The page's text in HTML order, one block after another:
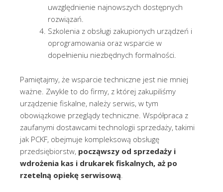
uwzględnienie najnowszych dostępnych
rozwiązań.
Szkolenia z obsługi zakupionych urządzeń i
oprogramowania oraz wsparcie w
dopełnieniu niezbędnych formalności.
Pamiętajmy, że wsparcie techniczne jest nie mniej
ważne. Zwykle to do firmy, z której zakupiliśmy
urządzenie fiskalne, należy serwis, w tym
obowiązkowe przeglądy techniczne. Współpraca z
zaufanymi dostawcami technologii sprzedaży, takimi
jak PCKF, obejmuje kompleksową obsługę
przedsiębiorstw, począwszy od sprzedaży i
wdrożenia kas i drukarek fiskalnych, aż po
rzetelną opiekę serwisową.